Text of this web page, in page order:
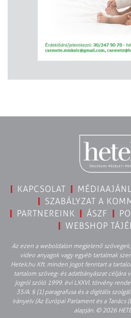
KAPCSOLAT
SZABÁLYZAT A
PARTNEREINK
ÁSZF
WEBSHOP
Az ezen a weboldalon megjelenő
video anyagok vagy egyéb tartalmak
Hetek.hu Kft. minden jogot fenntart a
tartalom szöveg- és adatbányászat céljára
jogról szóló 1999. évi LXXVI. törvény
35/A. § (1) paragrafusa és a digitális
irányelv (Az Európai Parlament és a Tanács
alapján. © 2026